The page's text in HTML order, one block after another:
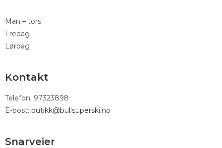
Man – tors
Fredag
Lørdag
Kontakt
Telefon: 97323898
E-post: butikk@bullsuperski.no
Snarveier